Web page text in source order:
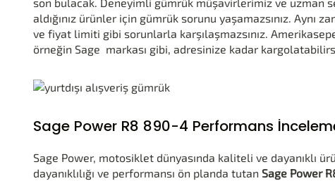
aldığınız ürünler için gümrük sorunu yaşamazsınız.
ve fiyat limiti gibi sorunlarla karşılaşmazsınız.
örneğin Sage markası gibi, adresinize kadar
Sage Power R8 890-4 Performans
Sage Power, motosiklet dünyasında kaliteli ve dayanıklı
dayanıklılığı ve performansı ön planda tutan Sage Power